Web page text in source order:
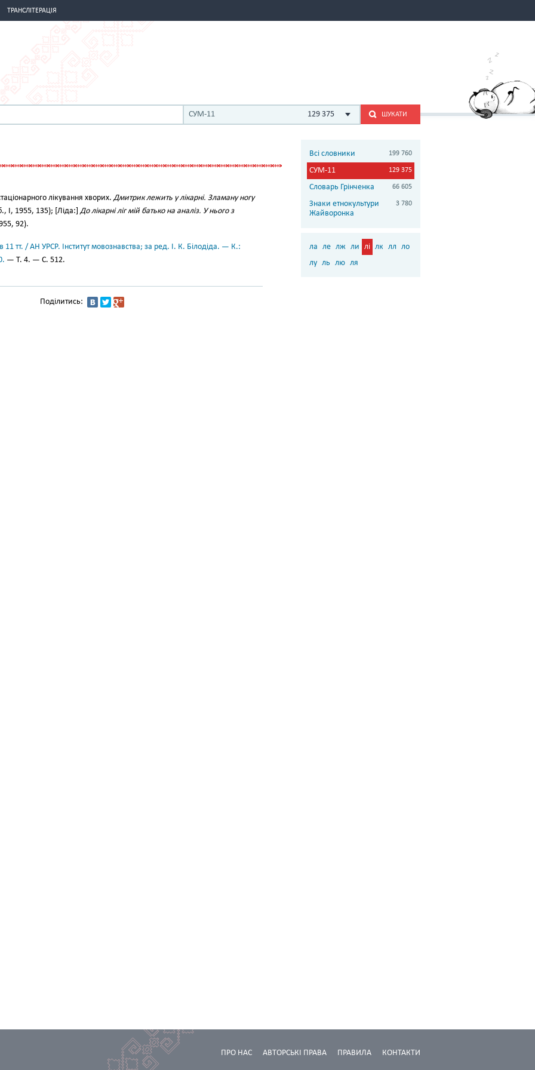
ТРАНСЛІТЕРАЦІЯ
СУМ-11 129 375 ШУКАТИ
лікування хворих.Дмитрик лежить у лікарні. Зламану ногу
І, 1955, 135); [Ліда:]До лікарні ліг мій батько на аналіз. У нього з
92).
11 тт. / АН УРСР. Інститут мовознавства; за ред. І. К. Білодіда. — К.:
— Т. 4. — С. 512.
Поділитись:
Всі словники 199 760
СУМ-11 129 375
Словарь Грінченка 66 605
Знаки етнокультури
Жайворонка
3 780
ла ле лж ли лі лк лл ло
лу ль лю ля
КОНТАКТИ
ПРАВИЛА
АВТОРСЬКІ ПРАВА
ПРО НАС